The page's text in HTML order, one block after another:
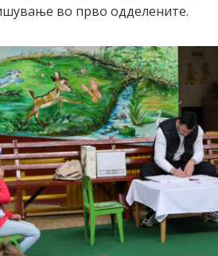
во прво одделените.